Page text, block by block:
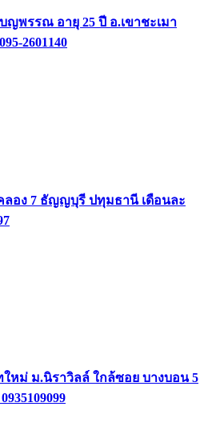
ญพรรณ อายุ 25 ปี อ.เขาชะเมา
2601140
ลอง 7 ธัญญบุรี ปทุมธานี เดือนละ
ใหม่ ม.นิราวิลล์ ใกล้ซอย บางบอน 5